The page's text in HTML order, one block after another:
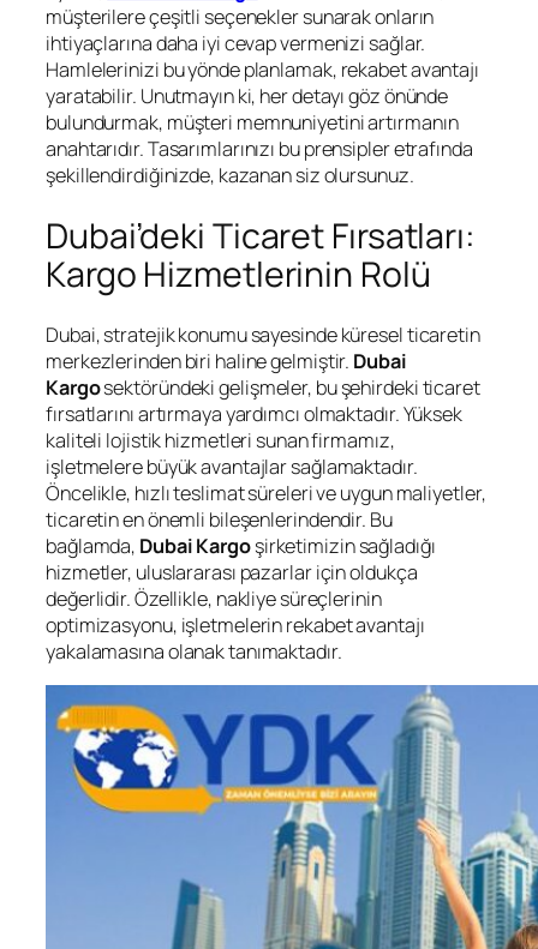
müşterilere çeşitli seçenekler sunarak onların
ihtiyaçlarına daha iyi cevap vermenizi sağlar.
Hamlelerinizi bu yönde planlamak, rekabet avantajı
yaratabilir. Unutmayın ki, her detayı göz önünde
bulundurmak, müşteri memnuniyetini artırmanın
anahtarıdır. Tasarımlarınızı bu prensipler etrafında
şekillendirdiğinizde, kazanan siz olursunuz.
Dubai’deki Ticaret Fırsatları:
Kargo Hizmetlerinin Rolü
Dubai, stratejik konumu sayesinde küresel ticaretin
merkezlerinden biri haline gelmiştir. Dubai
Kargosektöründeki gelişmeler, bu şehirdeki ticaret
fırsatlarını artırmaya yardımcı olmaktadır. Yüksek
kaliteli lojistik hizmetleri sunan firmamız,
işletmelere büyük avantajlar sağlamaktadır.
Öncelikle, hızlı teslimat süreleri ve uygun maliyetler,
ticaretin en önemli bileşenlerindendir. Bu
bağlamda, Dubai Kargoşirketimizin sağladığı
hizmetler, uluslararası pazarlar için oldukça
değerlidir. Özellikle, nakliye süreçlerinin
optimizasyonu, işletmelerin rekabet avantajı
yakalamasına olanak tanımaktadır.